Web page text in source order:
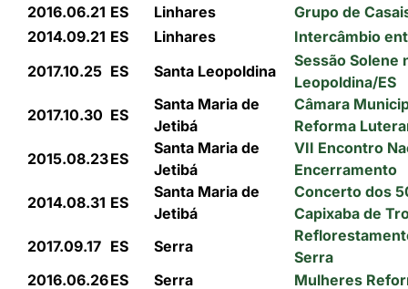
2016.06.21 ES Linhares
Grupo de
2014.09.21 ES Linhares
Intercâmbio
2017.10.25 ES Santa Leopoldina
Sessão Solene
Leopoldina/ES
2017.10.30 ES
Santa Maria de
Jetibá
Câmara
Reforma
2015.08.23ES
Santa Maria de
Jetibá
VII Encontro
Encerramento
2014.08.31 ES
Santa Maria de
Jetibá
Concerto dos
Capixaba de
2017.09.17 ES Serra
Serra
2016.06.26ES Serra
Mulheres